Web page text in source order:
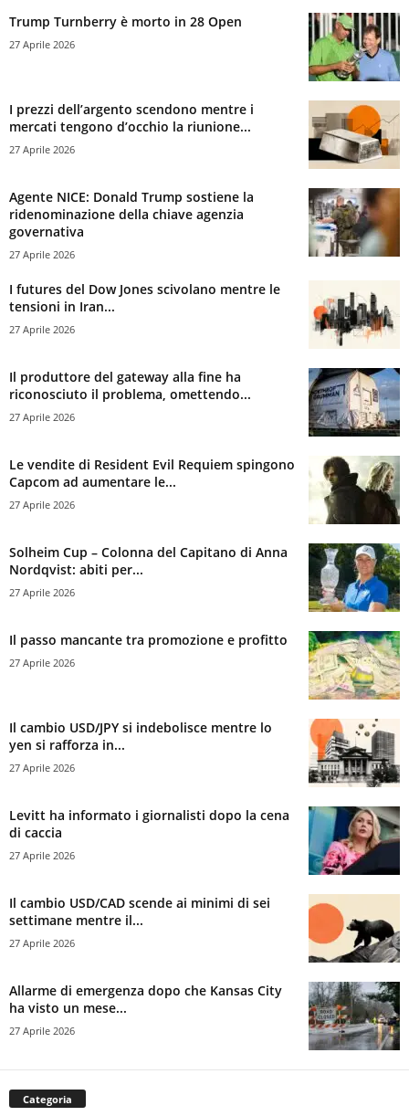
Trump Turnberry è morto in 28 Open
27 Aprile 2026
I prezzi dell’argento scendono mentre i
mercati tengono d’occhio la riunione...
27 Aprile 2026
Agente NICE: Donald Trump sostiene la
ridenominazione della chiave agenzia
governativa
27 Aprile 2026
I futures del Dow Jones scivolano mentre le
tensioni in Iran...
27 Aprile 2026
Il produttore del gateway alla fine ha
riconosciuto il problema, omettendo...
27 Aprile 2026
Le vendite di Resident Evil Requiem spingono
Capcom ad aumentare le...
27 Aprile 2026
Solheim Cup – Colonna del Capitano di Anna
Nordqvist: abiti per...
27 Aprile 2026
Il passo mancante tra promozione e profitto
27 Aprile 2026
Il cambio USD/JPY si indebolisce mentre lo
yen si rafforza in...
27 Aprile 2026
Levitt ha informato i giornalisti dopo la cena
di caccia
27 Aprile 2026
Il cambio USD/CAD scende ai minimi di sei
settimane mentre il...
27 Aprile 2026
Allarme di emergenza dopo che Kansas City
ha visto un mese...
27 Aprile 2026
Categoria